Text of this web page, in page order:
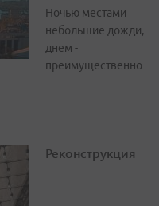
Ночью местами
небольшие дожди,
днем -
преимущественно
Реконструкция